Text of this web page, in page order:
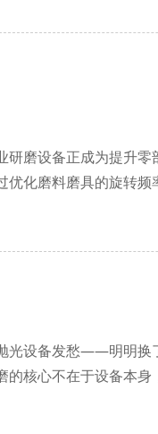
流设备采用闭环控
磨设备正成为提升
化磨料磨具的旋转
节范围、砂轮自动平
光设备发愁——明明换
核心不在于设备本身